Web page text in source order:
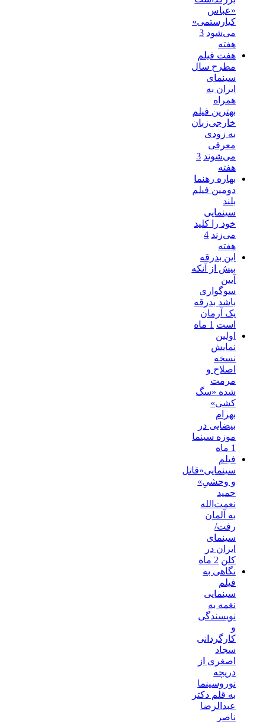
«عباس
کیارستمی»
می‌شود 3
هفته
هفت فیلم
مطرح سال
سینمای
ایران به
همراه
بهترین فیلم
خارجی‌زبان
به زودی
معرفی
می‌شوند 3
هفته
بهاره رهنما
دومین فیلم
بلند
سینمایی
خود را کلید
می‌زند 4
هفته
این بدرقه
بیش از آنکه
آیین
سوگواری
باشد بدرقه
یک آرمان
است 1 ماه
اولین
نمایش
نسخه
اصلاح و
مرمت
شده «سگ
کشی»
بهرام
بیضایی در
موزه سینما
1 ماه
فیلم
سینمایی«قاتل
و وحشیِ»
حمید
نعمت‌الله
به آلمان
رفت/
سینمای
ایران در
کلن 2 ماه
نگاهی به
فیلم
سینمایی
نغمه به
نویسندگی
و
کارگردانی
سجاد
اصغری از
دریچه
نوروسینما
به قلم دکتر
عبدالرضا
ناصر